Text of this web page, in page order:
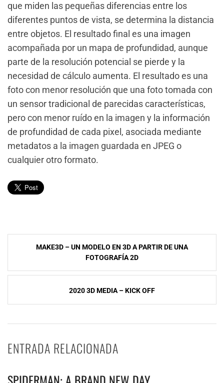
que miden las pequeñas diferencias entre los
diferentes puntos de vista, se determina la distancia
entre objetos. El resultado final es una imagen
acompañada por un mapa de profundidad, aunque
parte de la resolución potencial se pierde y la
necesidad de cálculo aumenta. El resultado es una
foto con menor resolución que una foto tomada con
un sensor tradicional de parecidas características,
pero con menor ruído en la imagen y la información
de profundidad de cada pixel, asociada mediante
metadatos a la imagen guardada en JPEG o
cualquier otro formato.
Navegación
entradas
MAKE3D – UN MODELO EN 3D A PARTIR DE UNA
FOTOGRAFÍA 2D
2020 3D MEDIA – KICK OFF
ENTRADA RELACIONADA